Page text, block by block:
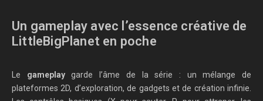
Un gameplay avec l’essence créative de
LittleBigPlanet en poche
Le gameplaygarde l’âme de la série : un mélange de
plateformes 2D, d’exploration, de gadgets et de création infinie.